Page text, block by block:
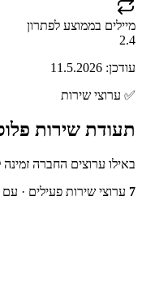
מיילים בממוצע לפתרון
2.4
עודכן: 11.5.2026
✅ ערוצי שירות
תעודת שירות
באילו ערוצים החברה זמינה
7 ערוצי שירות פעילים · עם